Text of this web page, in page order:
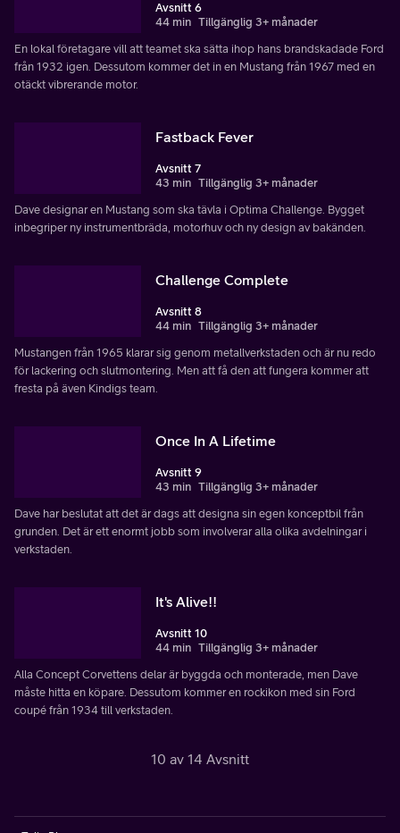
Avsnitt 6
44 min Tillgänglig 3+ månader
En lokal företagare vill att teamet ska sätta ihop hans brandskadade Ford
från 1932 igen. Dessutom kommer det in en Mustang från 1967 med en
otäckt vibrerande motor.
Fastback Fever
Avsnitt 7
43 min Tillgänglig 3+ månader
Dave designar en Mustang som ska tävla i Optima Challenge. Bygget
inbegriper ny instrumentbräda, motorhuv och ny design av bakänden.
Challenge Complete
Avsnitt 8
44 min Tillgänglig 3+ månader
Mustangen från 1965 klarar sig genom metallverkstaden och är nu redo
för lackering och slutmontering. Men att få den att fungera kommer att
fresta på även Kindigs team.
Once In A Lifetime
Avsnitt 9
43 min Tillgänglig 3+ månader
Dave har beslutat att det är dags att designa sin egen konceptbil från
grunden. Det är ett enormt jobb som involverar alla olika avdelningar i
verkstaden.
It's Alive!!
Avsnitt 10
44 min Tillgänglig 3+ månader
Alla Concept Corvettens delar är byggda och monterade, men Dave
måste hitta en köpare. Dessutom kommer en rockikon med sin Ford
coupé från 1934 till verkstaden.
10 av 14 Avsnitt